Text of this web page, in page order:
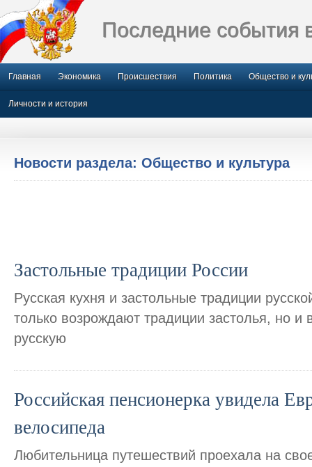
Последние события
Главная Экономика Происшествия Политика Общество и
Личности и история
Новости раздела: Общество и культура
Застольные традиции России
Русская кухня и застольные традиции
только возрождают традиции застолья, но и
русскую
Российская пенсионерка увидела
велосипеда
Любительница путешествий проехала на